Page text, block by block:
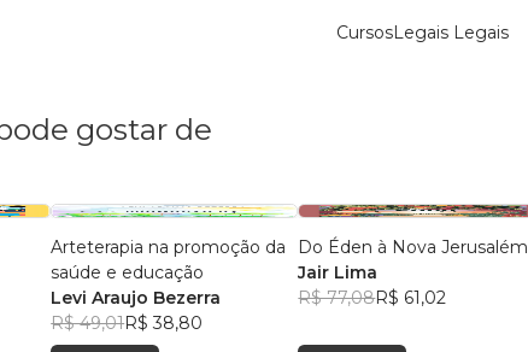
CursosLegais Legais
gostar de
Arteterapia na promoção da
saúde e educação
Levi Araujo Bezerra
R$ 49,01R$ 38,80
Do Éden à Nova Jerusalém
Jair Lima
R$ 77,08R$ 61,02